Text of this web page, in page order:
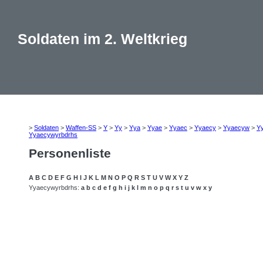
Soldaten im 2. Weltkrieg
> Soldaten > Waffen-SS > Y > Yy > Yya > Yyae > Yyaec > Yyaecy > Yyaecyw >
Yyaecywyrbdrhs
Personenliste
A B C D E F G H I J K L M N O P Q R S T U V W X Y Z
Yyaecywyrbdrhs: a b c d e f g h i j k l m n o p q r s t u v w x y